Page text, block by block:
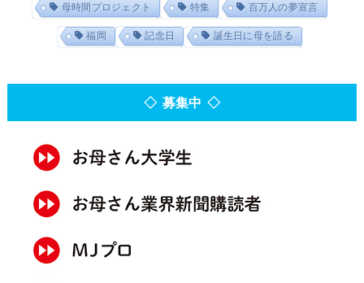
母時間プロジェクト 特集 百万人の夢宣言
福岡 記念日 誕生日に母を語る
◇ 募集中 ◇